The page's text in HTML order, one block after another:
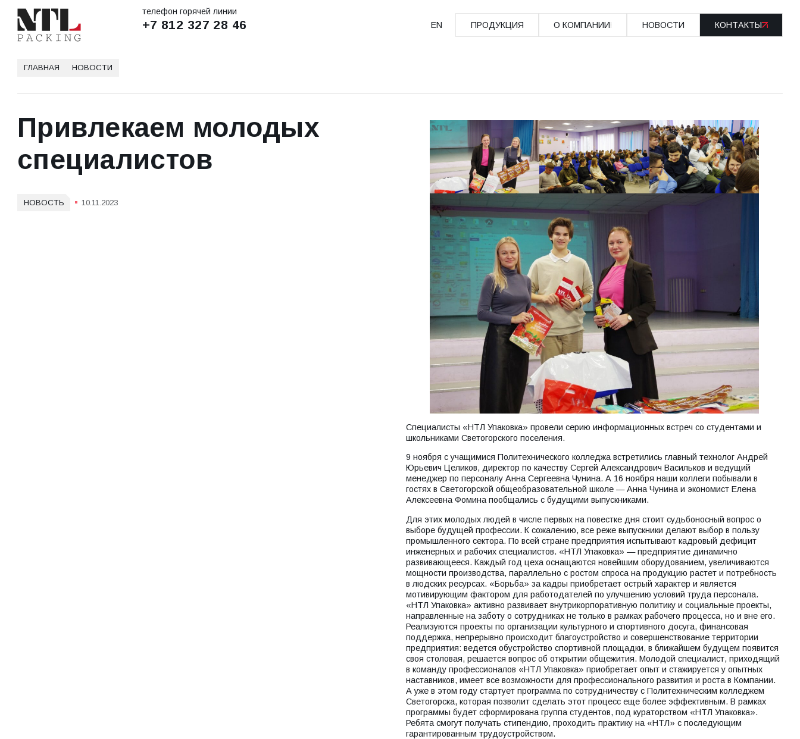
телефон горячей линии
+7 812 327 28 46 EN ПРОДУКЦИЯ О КОМПАНИИ НОВОСТИ КОНТАКТЫ
ГЛАВНАЯ НОВОСТИ
Привлекаем молодых
специалистов
НОВОСТЬ 10.11.2023
Специалисты «НТЛ Упаковка» провели серию информационных встреч со студентами и
школьниками Светогорского поселения.
9 ноября с учащимися Политехнического колледжа встретились главный технолог Андрей
Юрьевич Целиков, директор по качеству Сергей Александрович Васильков и ведущий
менеджер по персоналу Анна Сергеевна Чунина. А 16 ноября наши коллеги побывали в
гостях в Светогорской общеобразовательной школе — Анна Чунина и экономист Елена
Алексеевна Фомина пообщались с будущими выпускниками.
Для этих молодых людей в числе первых на повестке дня стоит судьбоносный вопрос о
выборе будущей профессии. К сожалению, все реже выпускники делают выбор в пользу
промышленного сектора. По всей стране предприятия испытывают кадровый дефицит
инженерных и рабочих специалистов. «НТЛ Упаковка» — предприятие динамично
развивающееся. Каждый год цеха оснащаются новейшим оборудованием, увеличиваются
мощности производства, параллельно с ростом спроса на продукцию растет и потребность
в людских ресурсах. «Борьба» за кадры приобретает острый характер и является
мотивирующим фактором для работодателей по улучшению условий труда персонала.
«НТЛ Упаковка» активно развивает внутрикорпоративную политику и социальные проекты,
направленные на заботу о сотрудниках не только в рамках рабочего процесса, но и вне его.
Реализуются проекты по организации культурного и спортивного досуга, финансовая
поддержка, непрерывно происходит благоустройство и совершенствование территории
предприятия: ведется обустройство спортивной площадки, в ближайшем будущем появится
своя столовая, решается вопрос об открытии общежития. Молодой специалист, приходящий
в команду профессионалов «НТЛ Упаковка» приобретает опыт и стажируется у опытных
наставников, имеет все возможности для профессионального развития и роста в Компании.
А уже в этом году стартует программа по сотрудничеству с Политехническим колледжем
Светогорска, которая позволит сделать этот процесс еще более эффективным. В рамках
программы будет сформирована группа студентов, под кураторством «НТЛ Упаковка».
Ребята смогут получать стипендию, проходить практику на «НТЛ» с последующим
гарантированным трудоустройством.